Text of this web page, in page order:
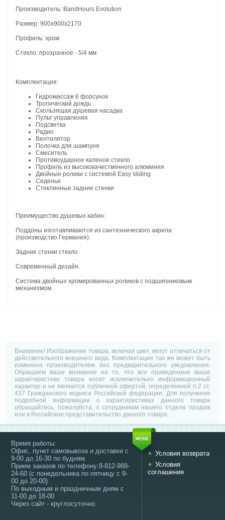
Производитель: BandHours Evolution
Размер: 900х900х2170
Профиль: хром
Стекло: прозрачное - 5/4 мм
Комплектация:
Гидромассаж 6 форсунок
Тропический дождь
Скользящая душевая насадка
Пульт управления
Подсветка
Радио
Вентилятор
Полочка для шампуня
Смеситель
Противоударное каленое стекло
Профиль из высококачественного алюминия
Двойные ролики с системой Easy sliding
Сиденье
Стеклянные задние стенки
Преимущество душевых кабин:
Поддоны изготавливаются из сантехнического акрила
(производство Германия).
Задние стенки стекло.
Современный дизайн.
Система двойных хромированных роликов с подшипниковым
механизмом.
Внимание! Изображение товара, включая цвет, могут отличаться от
действительного внешнего вида. Комплектация так же может быть
изменена производителем без предварительного уведомления.
Обращаем ваше внимание на то, что все приведённые выше
характеристики товара носят исключительно информационный
характер и не являются публичной офертой, определенной п.2 ст.
437 Гражданского кодекса Российской федерации. Для получения
подробной информации о характеристиках данного товара
обращайтесь, пожалуйста, к сотрудникам нашего отдела продаж
или в Российское представительство данного товара.
Время работы:
Офис, пункт самовывоза и доставки с
9-00 до 16-30 по будням.
Прием заказов по телефону:8-812-988-
24-60 (с понедельника по пятницу с 9-
00 до 20-00)
По выходным и праздничным дням с
11-00 до 18-00
Через сайт - круглосуточно.
Условия возврата
Условия
соглашения